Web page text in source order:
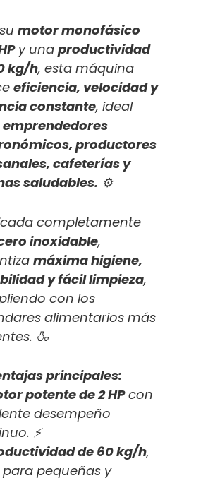
motor monofásico
y unaproductividad
kg/h, esta máquina
eficiencia, velocidad y
constante, ideal
emprendedores
productores
cafeterías y
saludables. ⚙️
completamente
inoxidable,
máxima higiene,
y fácil limpieza,
con los
alimentarios más
🍶
principales:
potente de 2 HPcon
desempeño
⚡
de 60 kg/h,
pequeñas y